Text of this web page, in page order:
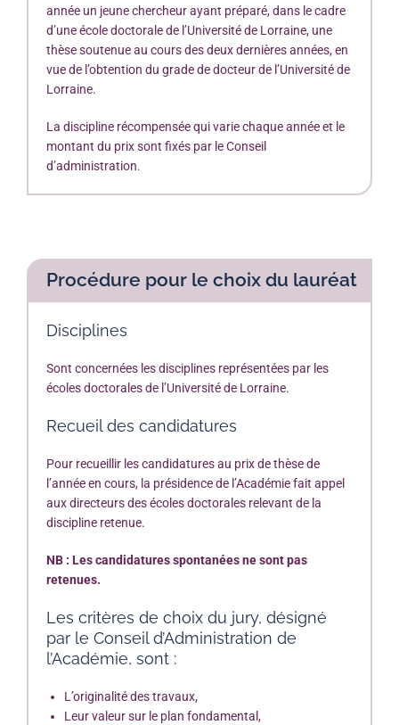
année un jeune chercheur ayant préparé, dans le cadre
d’une école doctorale de l’Université de Lorraine, une
thèse soutenue au cours des deux dernières années, en
vue de l’obtention du grade de docteur de l’Université de
Lorraine.
La discipline récompensée qui varie chaque année et le
montant du prix sont fixés par le Conseil
d’administration.
Procédure pour le choix du lauréat
Disciplines
Sont concernées les disciplines représentées par les
écoles doctorales de l’Université de Lorraine.
Recueil des candidatures
Pour recueillir les candidatures au prix de thèse de
l’année en cours, la présidence de l’Académie fait appel
aux directeurs des écoles doctorales relevant de la
discipline retenue.
NB : Les candidatures spontanées ne sont pas
retenues.
Les critères de choix du jury, désigné
par le Conseil d’Administration de
l’Académie, sont :
L’originalité des travaux,
Leur valeur sur le plan fondamental,